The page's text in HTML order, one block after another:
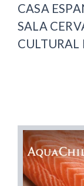
CASA
SALA
CULTURAL